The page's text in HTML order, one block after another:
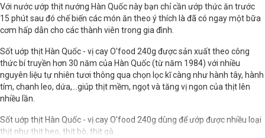
Với nước ướp thịt nướng Hàn Quốc này bạn chỉ cần ướp thức ăn trước
15 phút sau đó chế biến các món ăn theo ý thích là đã có ngay một bữa
cơm hấp dẫn cho các thành viên trong gia đình.
Sốt uớp thịt Hàn Quốc - vị cay O'food 240g được sản xuất theo công
thức bí truyền hơn 30 năm của Hàn Quốc (từ năm 1984) với nhiều
nguyên liệu tự nhiên tươi thông qua chọn lọc kĩ càng như hành tây, hành
tím, chanh leo, dứa,...giúp thịt mềm, ngọt và tăng vị ngon của thịt lên
nhiều lần.
Sốt uớp thịt Hàn Quốc - vị cay O'food 240g dùng để ướp được nhiều loại
thịt như thịt heo, thịt bò, thịt gà...